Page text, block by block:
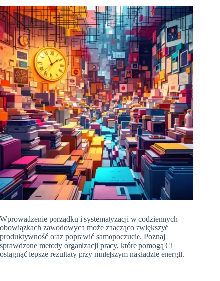
Wprowadzenie porządku i systematyzacji w codziennych
obowiązkach zawodowych może znacząco zwiększyć
produktywność oraz poprawić samopoczucie. Poznaj
sprawdzone metody organizacji pracy, które pomogą Ci
osiągnąć lepsze rezultaty przy mniejszym nakładzie energii.